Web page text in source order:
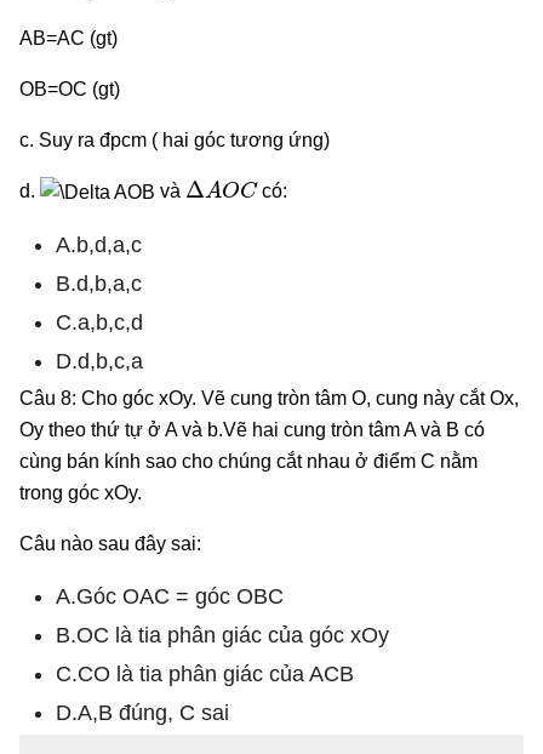
AB=AC (gt)
OB=OC (gt)
c. Suy ra đpcm ( hai góc tương ứng)
d. và
Δ AOC
có:
A.b,d,a,c
B.d,b,a,c
C.a,b,c,d
D.d,b,c,a
Câu 8: Cho góc xOy. Vẽ cung tròn tâm O, cung này cắt Ox,
Oy theo thứ tự ở A và b.Vẽ hai cung tròn tâm A và B có
cùng bán kính sao cho chúng cắt nhau ở điểm C nằm
trong góc xOy.
Câu nào sau đây sai:
A.Góc OAC = góc OBC
B.OC là tia phân giác của góc xOy
C.CO là tia phân giác của ACB
D.A,B đúng, C sai